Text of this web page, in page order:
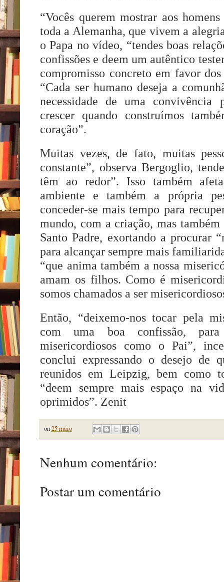
“Vocês querem mostrar aos
toda a Alemanha, que vivem a
o Papa no vídeo, “tendes boas
confissões e deem um autêntico
compromisso concreto em favor
“Cada ser humano deseja a
necessidade de uma
crescer quando construímos
coração”.
Muitas vezes, de fato, muitas
constante”, observa Bergoglio,
têm ao redor”. Isso também
ambiente e também a própria
conceder-se mais tempo para
mundo, com a criação, mas
Santo Padre, exortando a procurar
para alcançar sempre mais
“que anima também a nossa
amam os filhos. Como é
somos chamados a ser
Então, “deixemo-nos tocar pela
com uma boa confissão,
misericordiosos como o Pai”,
conclui expressando o desejo de
reunidos em Leipzig, bem como
“deem sempre mais espaço na
oprimidos”. Zenit
on25 maio
Nenhum comentário:
Postar um comentário